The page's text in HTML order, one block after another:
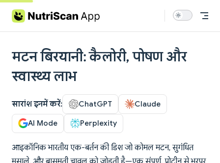
Skip to content
मटन बिरयानी: कैलोरी, पोषण और
स्वास्थ्य लाभ
सारांश इनमें करें: ChatGPT Claude
AI Mode Perplexity
आइकॉनिक भारतीय एक-बर्तन की डिश जो कोमल मटन, सुगंधित